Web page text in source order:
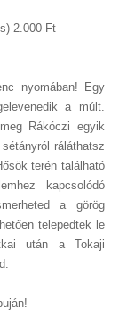
2.000 Ft
nyomában! Egy
a múlt.
Rákóczi egyik
ráláthatsz
terén található
kapcsolódó
a görög
telepedtek le
után a Tokaji